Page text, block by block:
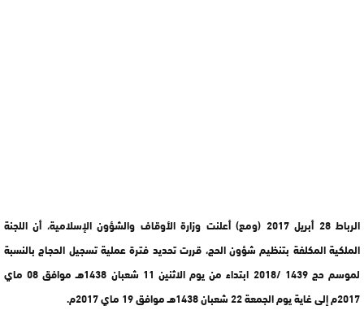
الرباط 28 أبريل 2017 (ومع) أعلنت وزارة الأوقاف والشؤون الإسلامية، أن اللجنة
الملكية المكلفة بتنظيم شؤون الحج، قررت تحديد فترة عملية تسجيل الحجاج بالنسبة
لموسم حج 1439 /2018 ابتداء من يوم الاثنين 11 شعبان 1438هـ موافق 08 ماي
2017م إلى غاية يوم الجمعة 22 شعبان 1438هـ موافق 19 ماي 2017م.